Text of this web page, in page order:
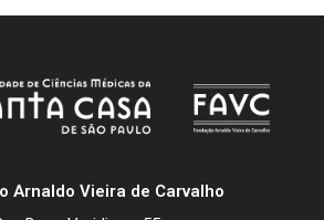
Arnaldo Vieira de Carvalho